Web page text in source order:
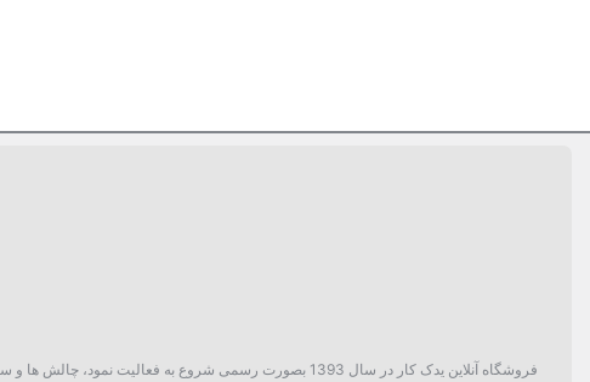
فروشگاه آنلاین یدک کار در سال 1393 بصورت رسمی شروع